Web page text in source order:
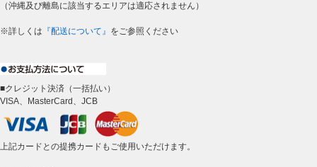
（沖縄及び離島に該当するエリアは適応されません）
※詳しくは 『配送について』 をご参照ください
■クレジット決済（一括払い）
VISA、MasterCard、JCB
上記カードとの提携カードもご使用いただけます。